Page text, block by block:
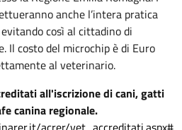
anche l’intera pratica
così al cittadino di
Il costo del microchip è di Euro
al veterinario.
all'iscrizione di cani, gatti
canina regionale.